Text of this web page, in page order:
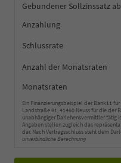
Gebundener Sollzinssatz
Anzahlung
Schlussrate
Anzahl der Monatsraten
Monatsraten
Ein Finanzierungsbeispiel der Bank11
Landstraße 91, 41460 Neuss für die der
unabhängiger Darlehensvermittler tätig
Angaben stellen zugleich das
dar. Nach Vertragsschluss steht dem
unverbindliche Berechnung